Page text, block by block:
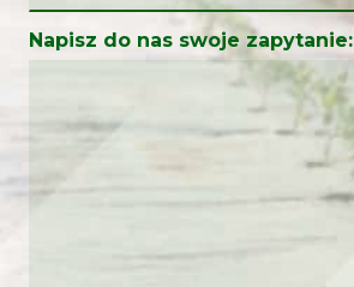
Napisz do nas swoje zapytanie: